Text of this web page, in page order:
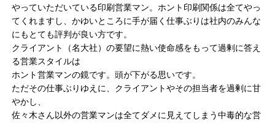
やっていただいている印刷営業マン。ホント印刷関係は全てやっ
てくれますし、かゆいところに手が届く仕事ぶりは社内のみんな
にもとても評判が良い方です。
クライアント（名大社）の要望に熱い使命感をもって過剰に答え
る営業スタイルは
ホント営業マンの鏡です。頭が下がる思いです。
ただその仕事ぶりゆえに、クライアントやその担当者を過剰に甘
やかし、
佐々木さん以外の営業マンは全てダメに見えてしまう中毒的な営